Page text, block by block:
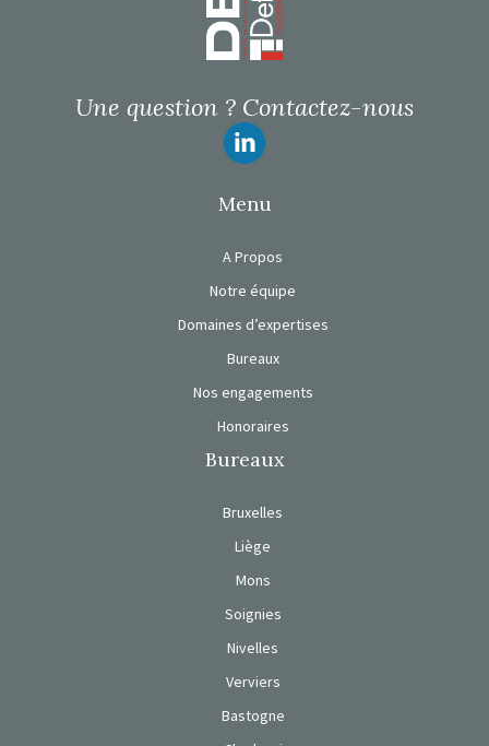
Une question ? Contactez-nous
Menu
A Propos
Notre équipe
Domaines d’expertises
Bureaux
Nos engagements
Honoraires
Bureaux
Bruxelles
Liège
Mons
Soignies
Nivelles
Verviers
Bastogne